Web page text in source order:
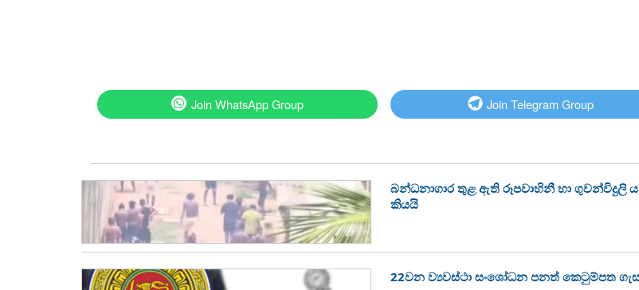
Join WhatsApp Group Join Telegram Group
බන්ධනාගාර තුළ ඇති රූපවාහිනී හා ගුවන්විදුලි
කියයි
22වන ව්‍යවස්ථා සංශෝධන පනත් කෙටුම්පත